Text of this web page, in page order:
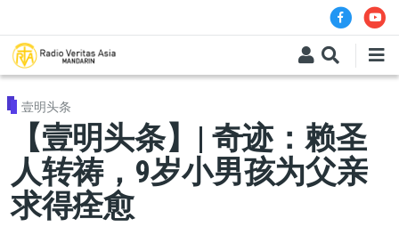
壹明头条
【壹明头条】| 奇迹：赖圣
人转祷，9岁小男孩为父亲
求得痊愈